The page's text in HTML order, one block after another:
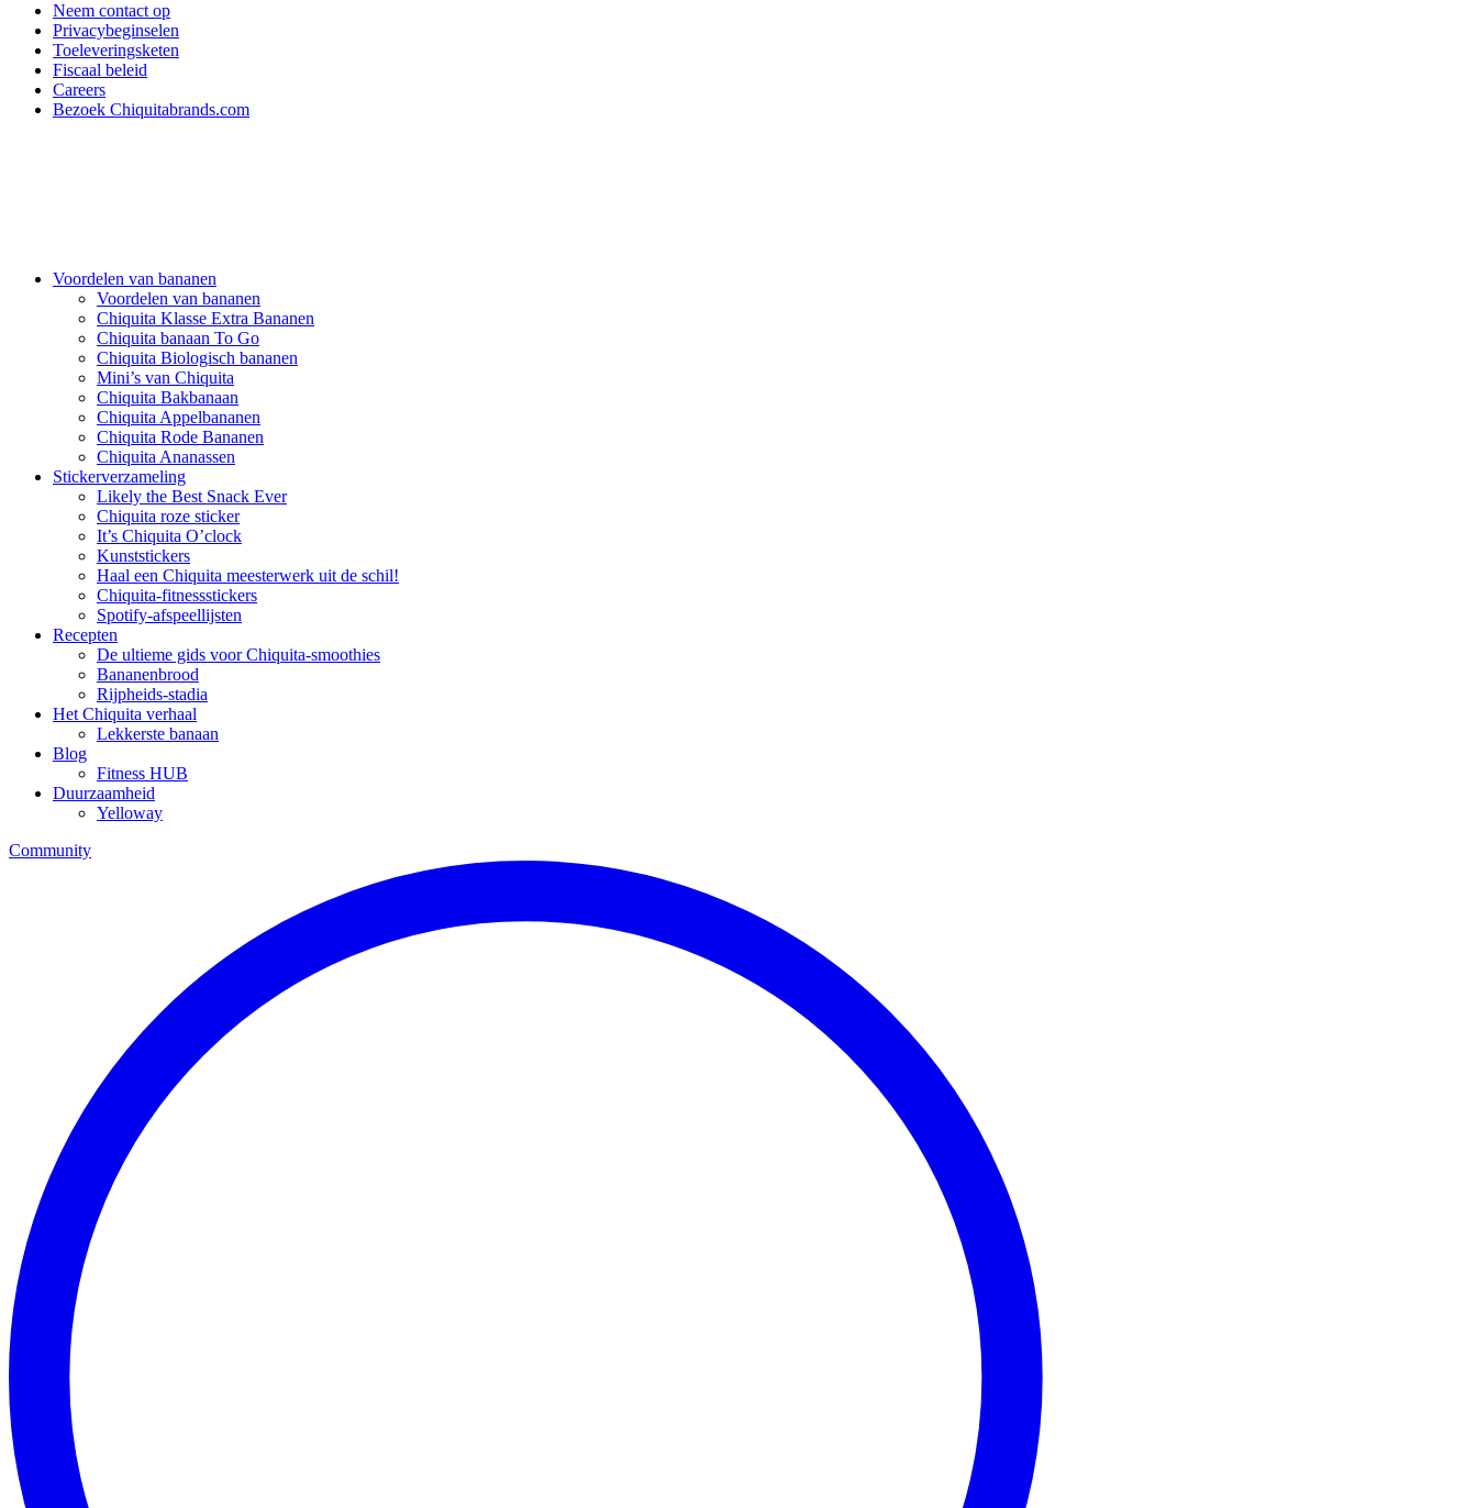
Neem contact op
Privacybeginselen
Toeleveringsketen
Fiscaal beleid
Careers
Bezoek Chiquitabrands.com
Voordelen van bananen
Voordelen van bananen
Chiquita Klasse Extra Bananen
Chiquita banaan To Go
Chiquita Biologisch bananen
Mini’s van Chiquita
Chiquita Bakbanaan
Chiquita Appelbananen
Chiquita Rode Bananen
Chiquita Ananassen
Stickerverzameling
Likely the Best Snack Ever
Chiquita roze sticker
It’s Chiquita O’clock
Kunststickers
Haal een Chiquita meesterwerk uit de schil!
Chiquita-fitnessstickers
Spotify-afspeellijsten
Recepten
De ultieme gids voor Chiquita-smoothies
Bananenbrood
Rijpheids-stadia
Het Chiquita verhaal
Lekkerste banaan
Blog
Fitness HUB
Duurzaamheid
Yelloway
Community